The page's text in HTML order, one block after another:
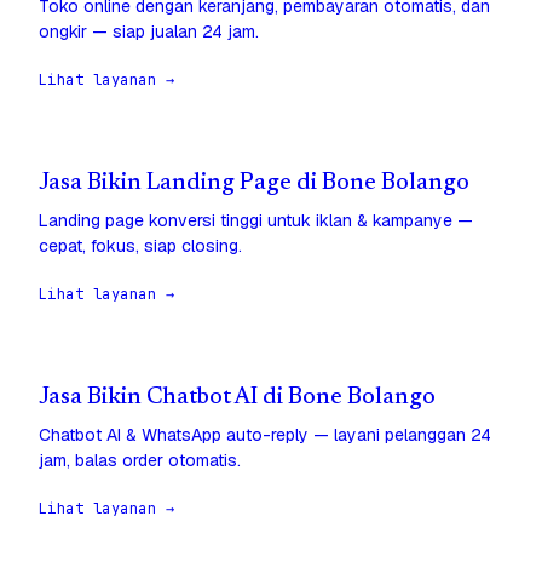
Toko online dengan keranjang, pembayaran otomatis, dan
ongkir — siap jualan 24 jam.
Lihat layanan →
Jasa Bikin Landing Page di Bone Bolango
Landing page konversi tinggi untuk iklan & kampanye —
cepat, fokus, siap closing.
Lihat layanan →
Jasa Bikin Chatbot AI di Bone Bolango
Chatbot AI & WhatsApp auto-reply — layani pelanggan 24
jam, balas order otomatis.
Lihat layanan →